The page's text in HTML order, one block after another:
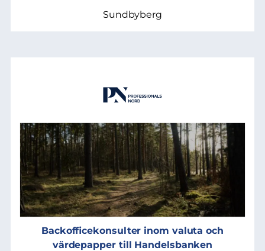
Sundbyberg
Backofficekonsulter inom valuta och
värdepapper till Handelsbanken